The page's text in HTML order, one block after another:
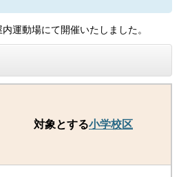
運動場にて開催いたしました。
対象とする小学校区